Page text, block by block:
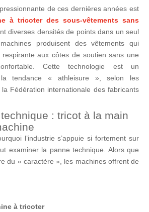
de ces dernières années est
à tricoter des sous-vêtements sans
diverses densités de points dans un seul
produisent des vêtements qui
aux côtes de soutien sans une
Cette technologie est un
la tendance « athleisure », selon les
Fédération internationale des fabricants
: tricot à la main
l’industrie s’appuie si fortement sur
examiner la panne technique. Alors que
du « caractère », les machines offrent de
à tricoter